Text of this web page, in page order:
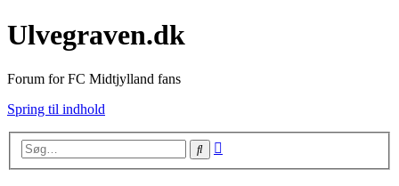
Ulvegraven.dk
Forum for FC Midtjylland fans
Spring til indhold
Søg